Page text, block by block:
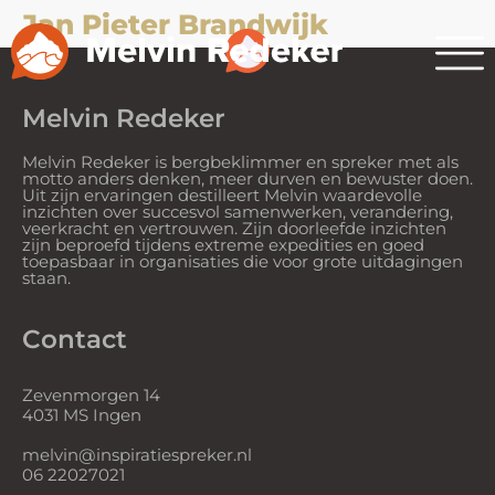
Jan Pieter Brandwijk
Melvin Redeker
Melvin Redeker is bergbeklimmer en spreker met als
motto anders denken, meer durven en bewuster doen.
Uit zijn ervaringen destilleert Melvin waardevolle
inzichten over succesvol samenwerken, verandering,
veerkracht en vertrouwen. Zijn doorleefde inzichten
zijn beproefd tijdens extreme expedities en goed
toepasbaar in organisaties die voor grote uitdagingen
staan.
Contact
Zevenmorgen 14
4031 MS Ingen
melvin@inspiratiespreker.nl
06 22027021